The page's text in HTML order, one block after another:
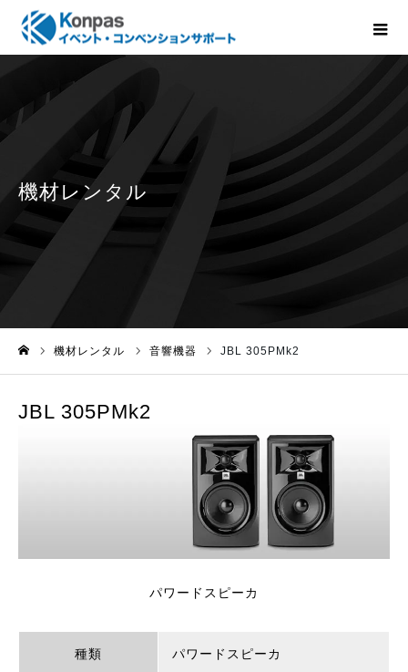
機材レンタル 音響機器 JBL 305PMk2
JBL 305PMk2
パワードスピーカ
種類 パワードスピーカ